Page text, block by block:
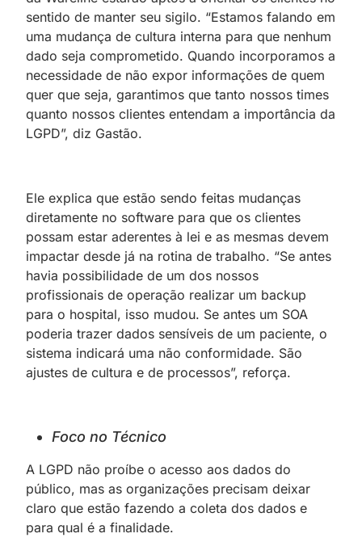
sentido de manter seu sigilo. “Estamos falando em
uma mudança de cultura interna para que nenhum
dado seja comprometido. Quando incorporamos a
necessidade de não expor informações de quem
quer que seja, garantimos que tanto nossos times
quanto nossos clientes entendam a importância da
LGPD”, diz Gastão.
Ele explica que estão sendo feitas mudanças
diretamente no software para que os clientes
possam estar aderentes à lei e as mesmas devem
impactar desde já na rotina de trabalho. “Se antes
havia possibilidade de um dos nossos
profissionais de operação realizar um backup
para o hospital, isso mudou. Se antes um SOA
poderia trazer dados sensíveis de um paciente, o
sistema indicará uma não conformidade. São
ajustes de cultura e de processos”, reforça.
Foco no Técnico
A LGPD não proíbe o acesso aos dados do
público, mas as organizações precisam deixar
claro que estão fazendo a coleta dos dados e
para qual é a finalidade.